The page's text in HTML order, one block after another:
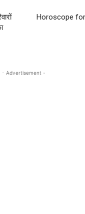
Horoscope for
- Advertisement -